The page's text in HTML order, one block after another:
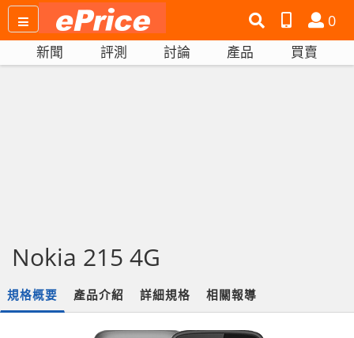
搜
尋
產
品
比
會
員
0
新聞 評測 討論 產品 買賣
Nokia 215 4G
規格概要 產品介紹 詳細規格 相關報導